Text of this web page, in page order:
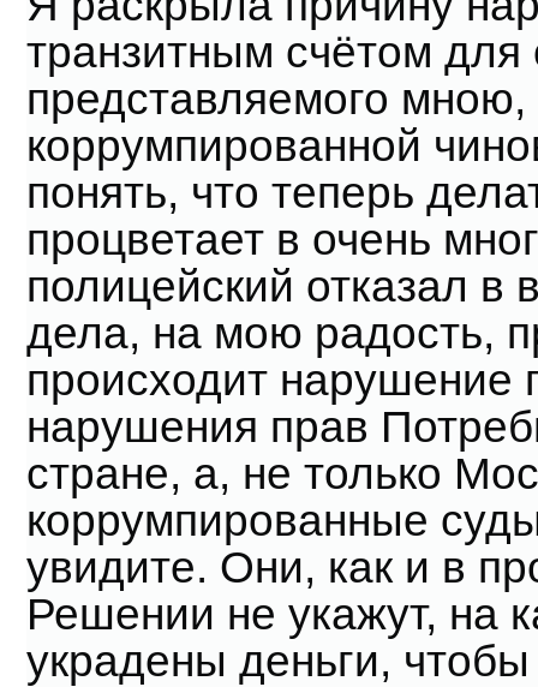
транзитным счётом
представляемого
коррумпированной
понять, что теперь
процветает в очень
полицейский отказал в
дела, на мою радость,
происходит нарушение
нарушения прав
стране, а, не только
коррумпированные
увидите. Они, как и в
Решении не укажут, на
украдены деньги,